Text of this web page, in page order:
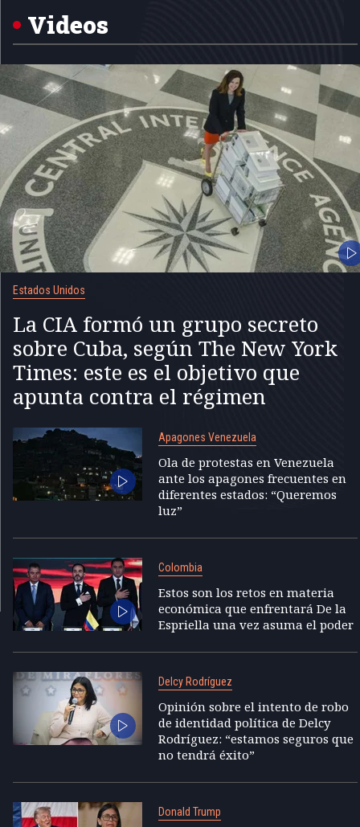
Videos
Estados Unidos
La CIA formó un grupo secreto
sobre Cuba, según The New York
Times: este es el objetivo que
apunta contra el régimen
Apagones Venezuela
Ola de protestas en Venezuela
ante los apagones frecuentes en
diferentes estados: “Queremos
luz”
Colombia
Estos son los retos en materia
económica que enfrentará De la
Espriella una vez asuma el poder
Delcy Rodríguez
Opinión sobre el intento de robo
de identidad política de Delcy
Rodríguez: “estamos seguros que
no tendrá éxito”
Donald Trump